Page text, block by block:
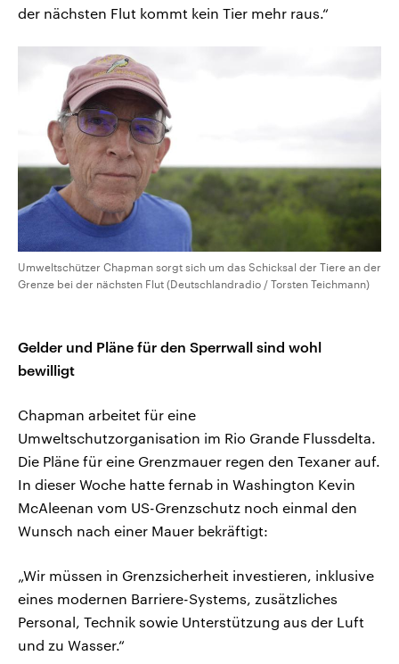
der nächsten Flut kommt kein Tier mehr raus.“
Umweltschützer Chapman sorgt sich um das Schicksal der Tiere an der
Grenze bei der nächsten Flut (Deutschlandradio / Torsten Teichmann)
Gelder und Pläne für den Sperrwall sind wohl
bewilligt
Chapman arbeitet für eine
Umweltschutzorganisation im Rio Grande Flussdelta.
Die Pläne für eine Grenzmauer regen den Texaner auf.
In dieser Woche hatte fernab in Washington Kevin
McAleenan vom US-Grenzschutz noch einmal den
Wunsch nach einer Mauer bekräftigt:
„Wir müssen in Grenzsicherheit investieren, inklusive
eines modernen Barriere-Systems, zusätzliches
Personal, Technik sowie Unterstützung aus der Luft
und zu Wasser.“